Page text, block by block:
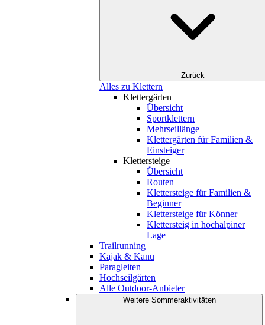
Zurück
Alles zu Klettern
Klettergärten
Übersicht
Sportklettern
Mehrseillänge
Klettergärten für Familien &
Einsteiger
Klettersteige
Übersicht
Routen
Klettersteige für Familien &
Beginner
Klettersteige für Könner
Klettersteig in hochalpiner
Lage
Trailrunning
Kajak & Kanu
Paragleiten
Hochseilgärten
Alle Outdoor-Anbieter
Weitere Sommeraktivitäten